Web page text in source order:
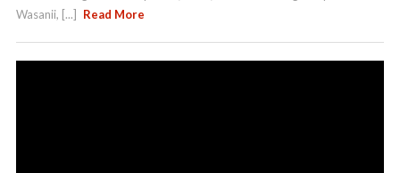
Wasanii, [...] Read More